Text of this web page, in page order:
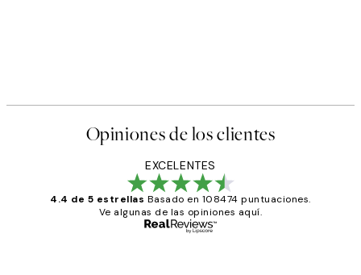
Opiniones de los clientes
EXCELENTES
4.4 de 5 estrellas Basado en 108474 puntuaciones.
Ve algunas de las opiniones aquí.